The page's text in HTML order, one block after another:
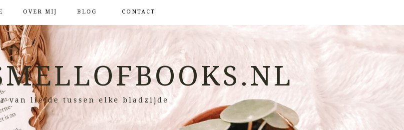
OVER MIJ BLOG CONTACT
van liefde tussen elke bladzijde